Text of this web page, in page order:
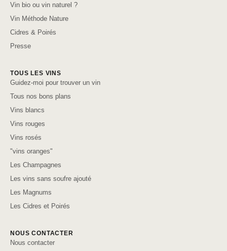
Vin bio ou vin naturel ?
Vin Méthode Nature
Cidres & Poirés
Presse
TOUS LES VINS
Guidez-moi pour trouver un vin
Tous nos bons plans
Vins blancs
Vins rouges
Vins rosés
"vins oranges"
Les Champagnes
Les vins sans soufre ajouté
Les Magnums
Les Cidres et Poirés
NOUS CONTACTER
Nous contacter